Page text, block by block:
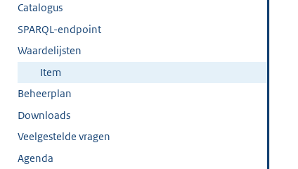
Catalogus
SPARQL-endpoint
Waardelijsten
Item
Beheerplan
Downloads
Veelgestelde vragen
Agenda